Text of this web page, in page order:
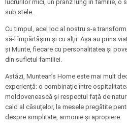
lucrurilor mici, un prânz lung în familie, o
sub stele.
Cu timpul, acel loc al nostru s-a
să-l împărtășim și cu alții. Așa au prins
și Munte, fiecare cu personalitatea și
din sufletul familiei.
Astăzi, Muntean’s Home este mai mult
experiență: o combinație între
moldovenească și respectul față de
cald al căsuțelor, la mesele pregătite
despre simplitate, armonie și apropiere.